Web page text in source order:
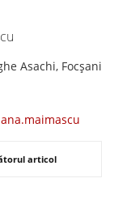
Asachi, Focșani
articol